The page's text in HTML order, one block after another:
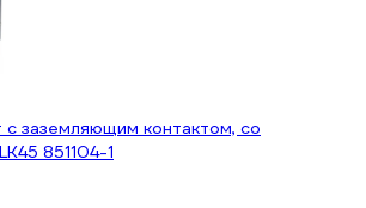
с заземляющим контактом, со
851104-1